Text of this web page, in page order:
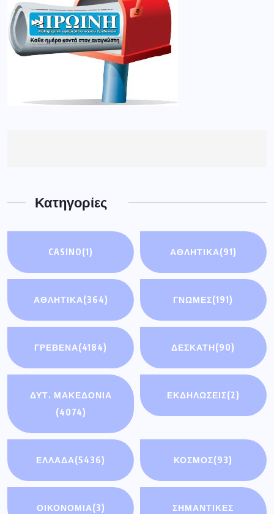
Κατηγορίες
CASINO(1) ΑΘΛΗΤΙΚΆ(91)
ΑΘΛΗΤΙΚΑ(364) ΓΝΩΜΕΣ(191)
ΓΡΕΒΕΝΑ(4184) ΔΕΣΚΑΤΗ(90)
ΔΥΤ. ΜΑΚΕΔΟΝΙΑ
(4074)
ΕΚΔΗΛΩΣΕΙΣ(2)
ΕΛΛΑΔΑ(5436) ΚΟΣΜΟΣ(93)
ΟΙΚΟΝΟΜΊΑ(3)
ΣΗΜΑΝΤΙΚΈΣ